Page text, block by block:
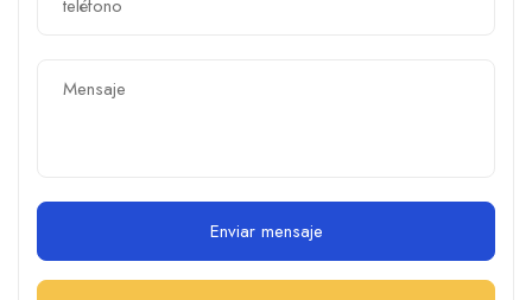
Enviar mensaje